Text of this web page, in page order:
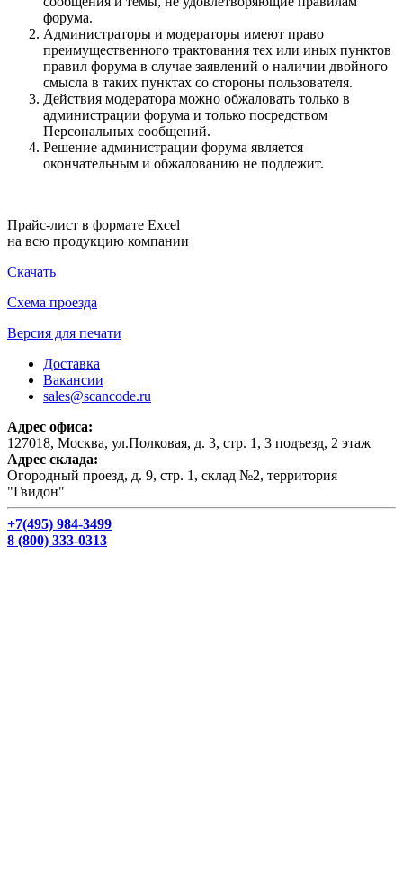
форума.
Администраторы и модераторы имеют право
преимущественного трактования тех или иных пунктов
правил форума в случае заявлений о наличии двойного
смысла в таких пунктах со стороны пользователя.
Действия модератора можно обжаловать только в
администрации форума и только посредством
Персональных сообщений.
Решение администрации форума является
окончательным и обжалованию не подлежит.
Прайс-лист в формате Excel
на всю продукцию компании
Скачать
Схема проезда
Версия для печати
Доставка
Вакансии
sales@scancode.ru
Адрес офиса:
127018, Москва, ул.Полковая, д. 3, стр. 1, 3 подъезд, 2 этаж
Адрес склада:
Огородный проезд, д. 9, стр. 1, склад №2, территория
"Гвидон"
+7(495) 984-3499
8 (800) 333-0313